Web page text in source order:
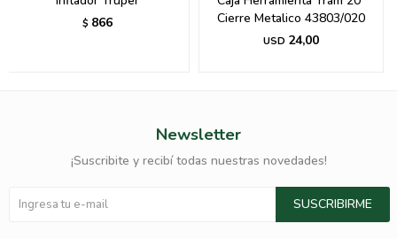
$ 866
Cierre Metalico 43803/020
USD 24,00
Newsletter
¡Suscribite y recibí todas nuestras novedades!
SUSCRIBIRME